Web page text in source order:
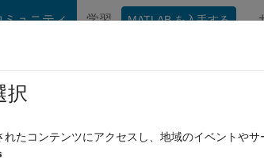
ミュニティ 学習 MATLAB を入手する
に関する FAQ
択
たコンテンツにアクセスし、地域のイベントや